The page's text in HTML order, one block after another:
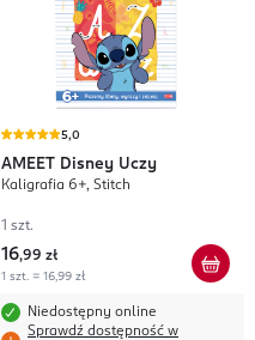
5,0
AMEET Disney Uczy
Kaligrafia 6+, Stitch
1 szt.
16,99 zł
1 szt. = 16,99 zł
Niedostępny online
Sprawdź dostępność w